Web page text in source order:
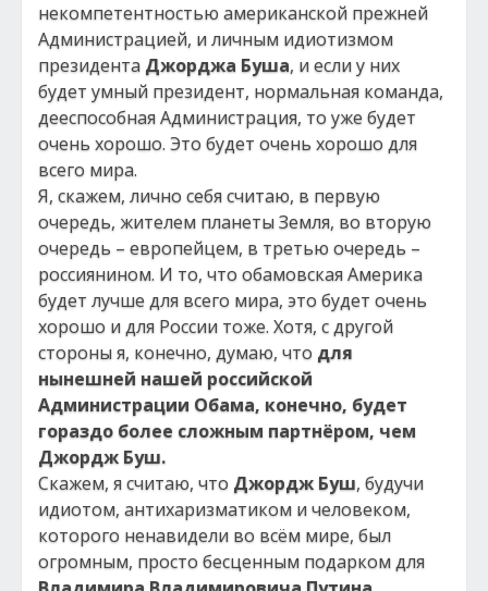
некомпетентностью американской прежней
Администрацией, и личным идиотизмом
президента Джорджа Буша, и если у них
будет умный президент, нормальная команда,
дееспособная Администрация, то уже будет
очень хорошо. Это будет очень хорошо для
всего мира.
Я, скажем, лично себя считаю, в первую
очередь, жителем планеты Земля, во вторую
очередь – европейцем, в третью очередь –
россиянином. И то, что обамовская Америка
будет лучше для всего мира, это будет очень
хорошо и для России тоже. Хотя, с другой
стороны я, конечно, думаю, что для
нынешней нашей российской
Администрации Обама, конечно, будет
гораздо более сложным партнёром, чем
Джордж Буш.
Скажем, я считаю, что Джордж Буш, будучи
идиотом, антихаризматиком и человеком,
которого ненавидели во всём мире, был
огромным, просто бесценным подарком для